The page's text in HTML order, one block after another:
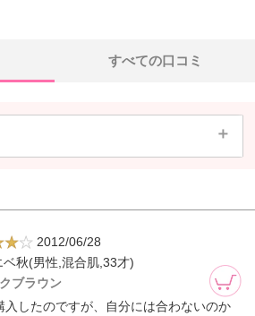
すべての口コミ
2012/06/28
ベ秋(男性,混合肌,33才)
ブラウン
したのですが、自分には合わないのか